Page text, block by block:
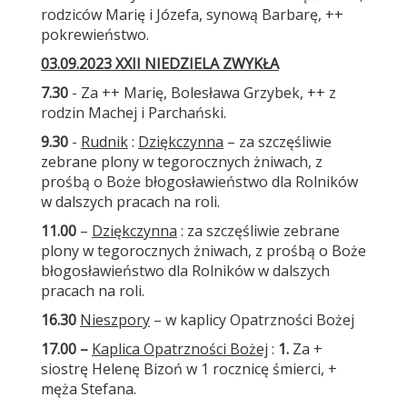
rodziców Marię i Józefa, synową Barbarę, ++
pokrewieństwo.
03.09.2023 XXII NIEDZIELA ZWYKŁA
7.30 - Za ++ Marię, Bolesława Grzybek, ++ z
rodzin Machej i Parchański.
9.30 - Rudnik: Dziękczynna – za szczęśliwie
zebrane plony w tegorocznych żniwach, z
prośbą o Boże błogosławieństwo dla Rolników
w dalszych pracach na roli.
11.00 – Dziękczynna : za szczęśliwie zebrane
plony w tegorocznych żniwach, z prośbą o Boże
błogosławieństwo dla Rolników w dalszych
pracach na roli.
16.30 Nieszpory – w kaplicy Opatrzności Bożej
17.00 – Kaplica Opatrzności Bożej : 1. Za +
siostrę Helenę Bizoń w 1 rocznicę śmierci, +
męża Stefana.